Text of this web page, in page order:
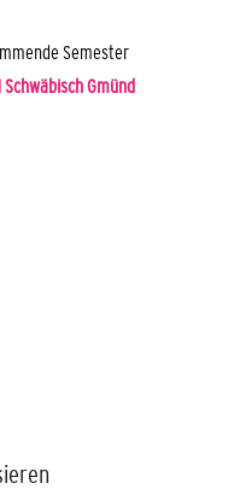
Semester
Gmünd